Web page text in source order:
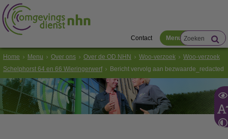
Contact Menu
Home Menu Over ons Over de OD NHN Woo-verzoek
Woo-verzoek
Schelphorst 64 en 66 Wieringerwerf
Bericht vervolg aan bezwaarde_redacted